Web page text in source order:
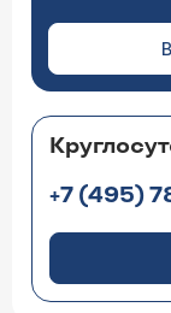
+7 (495)